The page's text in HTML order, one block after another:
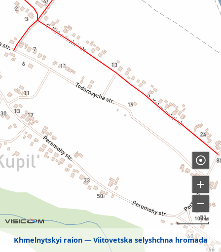
Khmelnytskyi raion Viitovetska selyshchna hromada
100 м